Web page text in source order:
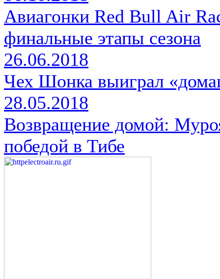
Авиагонки Red Bull Air
финальные этапы сезона
26.06.2018
Чех Шонка выиграл
28.05.2018
Возвращение домой:
победой в Тибе